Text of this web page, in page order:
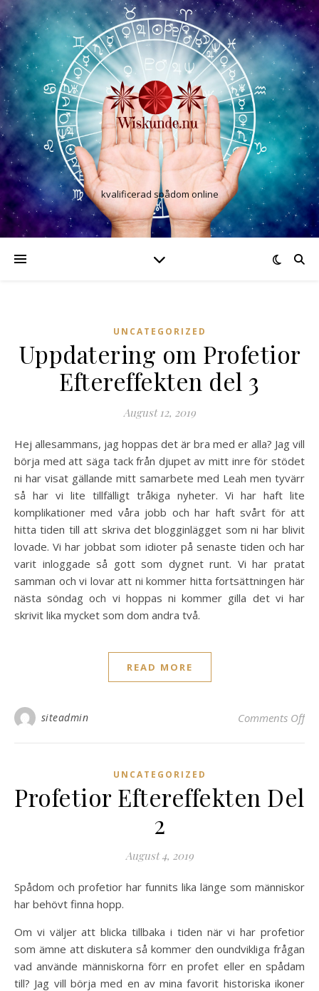
kvalificerad spådom online
UNCATEGORIZED
Uppdatering om Profetior
Eftereffekten del 3
August 12, 2019
Hej allesammans, jag hoppas det är bra med er alla? Jag vill
börja med att säga tack från djupet av mitt inre för stödet
ni har visat gällande mitt samarbete med Leah men tyvärr
så har vi lite tillfälligt tråkiga nyheter. Vi har haft lite
komplikationer med våra jobb och har haft svårt för att
hitta tiden till att skriva det blogginlägget som ni har blivit
lovade. Vi har jobbat som idioter på senaste tiden och har
varit inloggade så gott som dygnet runt. Vi har pratat
samman och vi lovar att ni kommer hitta fortsättningen här
nästa söndag och vi hoppas ni kommer gilla det vi har
skrivit lika mycket som dom andra två.
READ MORE
siteadmin Comments Offon
UNCATEGORIZED
Profetior Eftereffekten Del
2
August 4, 2019
Spådom och profetior har funnits lika länge som människor
har behövt finna hopp.
Om vi väljer att blicka tillbaka i tiden när vi har profetior
som ämne att diskutera så kommer den oundvikliga frågan
vad använde människorna förr en profet eller en spådam
till? Jag vill börja med en av mina favorit historiska ikoner